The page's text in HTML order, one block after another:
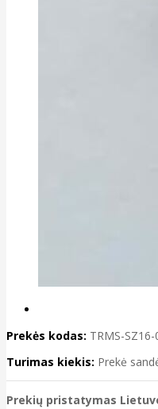
Prekės kodas: TRMS-SZ16-
Turimas kiekis: Prekė
Prekių pristatymas